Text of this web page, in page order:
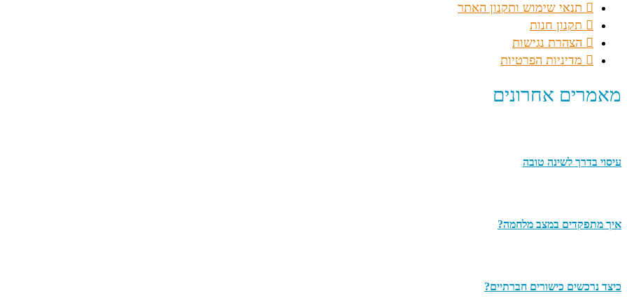
תנאי שימוש ותקנון האתר
תקנון חנות
הצהרת נגישות
מדיניות הפרטיות
מאמרים אחרונים
עיסוי בדרך לשינה טובה
איך מתפקדים במצב מלחמה?
כיצד נרכשים כישורים חברתיים?